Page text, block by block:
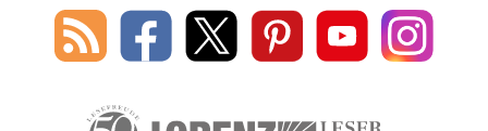
Social Media
Blog
des
Leserservice
Lorenz
Leserservice
Lorenz
Leserservice
Lorenz
Leserservice
Lorenz
Leserservice
Lorenz